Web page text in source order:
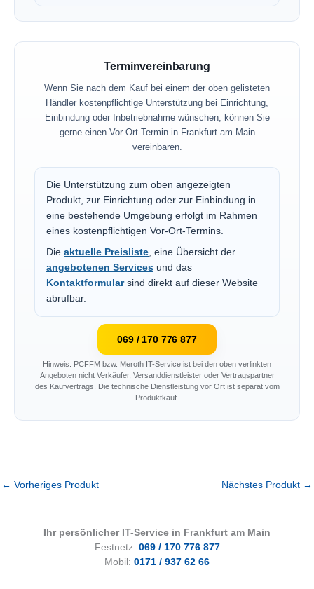
Terminvereinbarung
Wenn Sie nach dem Kauf bei einem der oben gelisteten
Händler kostenpflichtige Unterstützung bei Einrichtung,
Einbindung oder Inbetriebnahme wünschen, können Sie
gerne einen Vor-Ort-Termin in Frankfurt am Main
vereinbaren.
Die Unterstützung zum oben angezeigten
Produkt, zur Einrichtung oder zur Einbindung in
eine bestehende Umgebung erfolgt im Rahmen
eines kostenpflichtigen Vor-Ort-Termins.
Die aktuelle Preisliste , eine Übersicht der
angebotenen Services und das
Kontaktformularsind direkt auf dieser Website
abrufbar.
069 / 170 776 877
Hinweis: PCFFM bzw. Meroth IT-Service ist bei den oben verlinkten
Angeboten nicht Verkäufer, Versanddienstleister oder Vertragspartner
des Kaufvertrags. Die technische Dienstleistung vor Ort ist separat vom
Produktkauf.
← Vorheriges Produkt Nächstes Produkt →
Ihr persönlicher IT-Service in Frankfurt am Main
Festnetz: 069 / 170 776 877
Mobil: 0171 / 937 62 66